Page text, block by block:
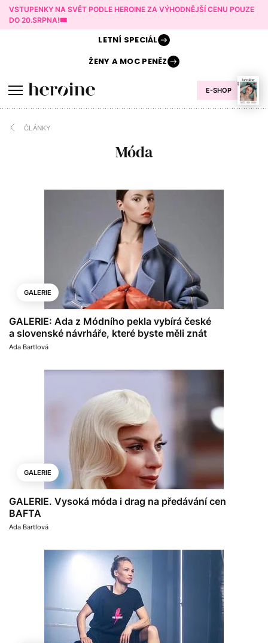
VSTUPENKY NA SVĚT PODLE HEROINE ZA VÝHODNĚJŠÍ CENU POUZE
DO 20.SRPNA!🎟️
E-SHOP
LETNÍ SPECIÁL
ŽENY AMOC PENĚZ
ČLÁNKY
Móda
GALERIE
GALERIE: Ada z Módního pekla vybírá české
a slovenské návrháře, které byste měli znát
Ada Bartlová
GALERIE
GALERIE. Vysoká móda i drag na předávání cen
BAFTA
Ada Bartlová